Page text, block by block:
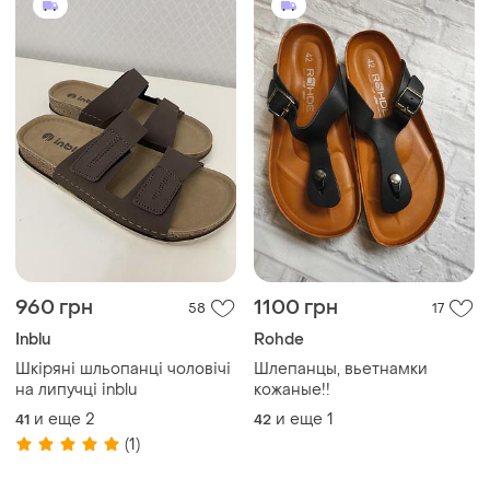
960 грн 58
Inblu
Шкіряні шльопанці чоловічі
на липучці inblu
41 и еще 2
(1)
1100 грн 17
Rohde
Шлепанцы, вьетнамки
кожаные!!
42 и еще 1